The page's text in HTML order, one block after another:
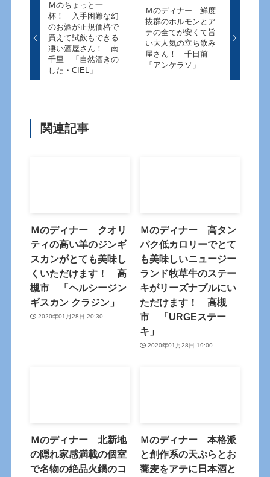
Ｍのちょっと一
杯！ 入手困難な幻
のお酒が正規価格で
買えて試飲もできる
凄い酒屋さん！ 南
千里 「自然酒きの
した・CIEL」
Ｍのディナー 鮮度
抜群のホルモンとア
テの全てが安くて旨
い大人気の立ち飲み
屋さん！ 千日前
「アンケラソ」
関連記事
Ｍのディナー クオリ
ティの高い羊のジンギ
スカンがとても美味し
くいただけます！ 高
槻市 「ヘルシージン
ギスカン クラジン」
2020年01月28日 20:30
Ｍのディナー 高タン
パク低カロリーでとて
も美味しいニュージー
ランド牧草牛のステー
キがリーズナブルにい
ただけます！ 高槻
市 「URGEステー
キ」
2020年01月28日 19:00
Ｍのディナー 北新地
の隠れ家感満載の個室
で名物の絶品火鍋のコ
Ｍのディナー 本格派
と創作系の天ぷらとお
蕎麦をアテに日本酒と